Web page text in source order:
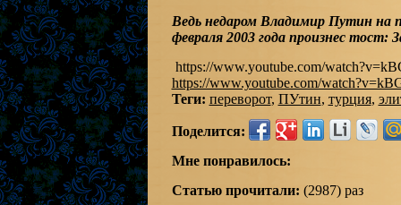
Ведь недаром Владимир Путин на
февраля 2003 года произнес тост:
https://www.youtube.com/
https://www.youtube.com/
Теги: переворот, ПУтин, турция,
Поделится:
Мне понравилось:
Статью прочитали: (2987) раз